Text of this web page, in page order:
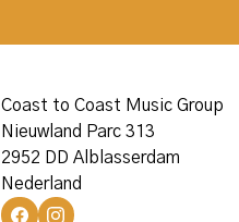
Coast to Coast Music Group
Nieuwland Parc 313
2952 DD Alblasserdam
Nederland